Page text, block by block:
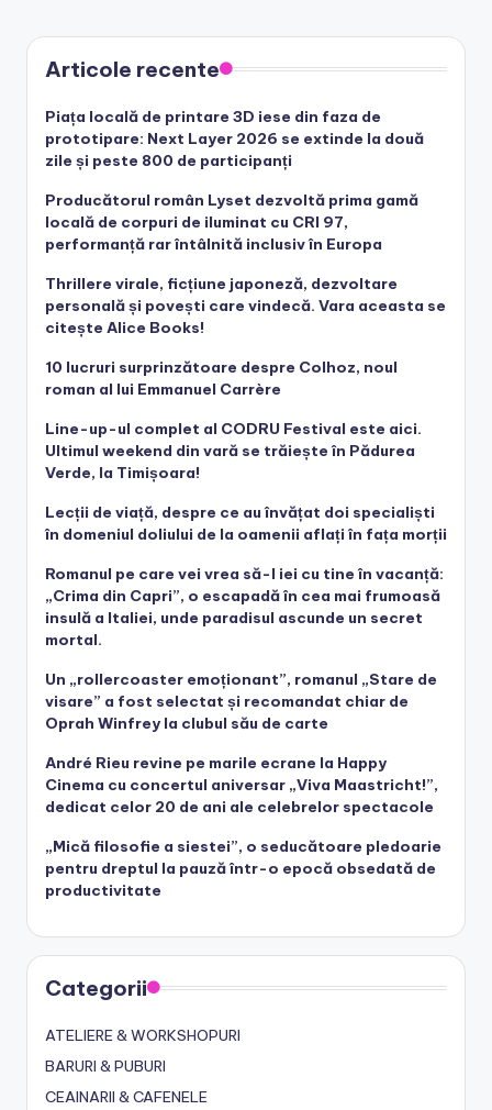
Articole recente
Piața locală de printare 3D iese din faza de
prototipare: Next Layer 2026 se extinde la două
zile și peste 800 de participanți
Producătorul român Lyset dezvoltă prima gamă
locală de corpuri de iluminat cu CRI 97,
performanță rar întâlnită inclusiv în Europa
Thrillere virale, ficțiune japoneză, dezvoltare
personală și povești care vindecă. Vara aceasta se
citește Alice Books!
10 lucruri surprinzătoare despre Colhoz, noul
roman al lui Emmanuel Carrère
Line-up-ul complet al CODRU Festival este aici.
Ultimul weekend din vară se trăiește în Pădurea
Verde, la Timișoara!
Lecții de viață, despre ce au învățat doi specialiști
în domeniul doliului de la oamenii aflați în fața morții
Romanul pe care vei vrea să-l iei cu tine în vacanță:
„Crima din Capri”, o escapadă în cea mai frumoasă
insulă a Italiei, unde paradisul ascunde un secret
mortal.
Un „rollercoaster emoționant”, romanul „Stare de
visare” a fost selectat și recomandat chiar de
Oprah Winfrey la clubul său de carte
André Rieu revine pe marile ecrane la Happy
Cinema cu concertul aniversar „Viva Maastricht!”,
dedicat celor 20 de ani ale celebrelor spectacole
„Mică filosofie a siestei”, o seducătoare pledoarie
pentru dreptul la pauză într-o epocă obsedată de
productivitate
Categorii
ATELIERE & WORKSHOPURI
BARURI & PUBURI
CEAINARII & CAFENELE